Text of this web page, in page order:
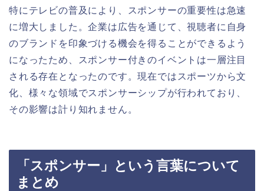
特にテレビの普及により、スポンサーの重要性は急速
に増大しました。企業は広告を通じて、視聴者に自身
のブランドを印象づける機会を得ることができるよう
になったため、スポンサー付きのイベントは一層注目
される存在となったのです。現在ではスポーツから文
化、様々な領域でスポンサーシップが行われており、
その影響は計り知れません。
「スポンサー」という言葉について
まとめ